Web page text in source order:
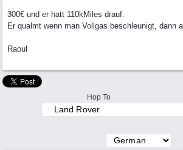
300€ und er hatt 110kMiles drauf.
Er qualmt wenn man Vollgas beschleunigt, dann
Raoul
Hop To